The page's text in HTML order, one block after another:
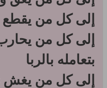
إلى كل من يقطع
إلى كل من
بتعامله بالربا
إلى كل من يغش